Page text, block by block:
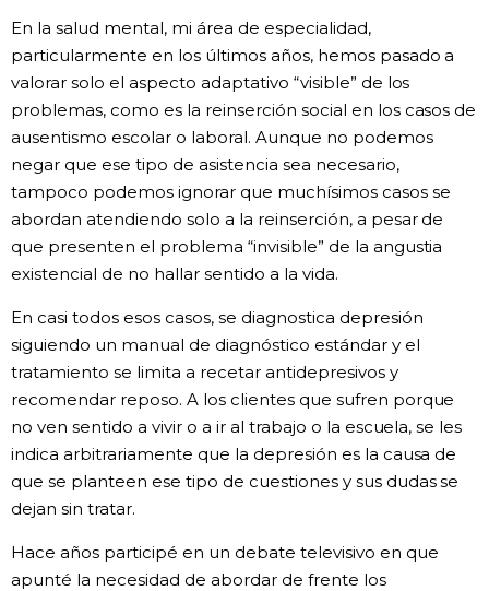
En la salud mental, mi área de especialidad,
particularmente en los últimos años, hemos pasado a
valorar solo el aspecto adaptativo “visible” de los
problemas, como es la reinserción social en los casos de
ausentismo escolar o laboral. Aunque no podemos
negar que ese tipo de asistencia sea necesario,
tampoco podemos ignorar que muchísimos casos se
abordan atendiendo solo a la reinserción, a pesar de
que presenten el problema “invisible” de la angustia
existencial de no hallar sentido a la vida.
En casi todos esos casos, se diagnostica depresión
siguiendo un manual de diagnóstico estándar y el
tratamiento se limita a recetar antidepresivos y
recomendar reposo. A los clientes que sufren porque
no ven sentido a vivir o a ir al trabajo o la escuela, se les
indica arbitrariamente que la depresión es la causa de
que se planteen ese tipo de cuestiones y sus dudas se
dejan sin tratar.
Hace años participé en un debate televisivo en que
apunté la necesidad de abordar de frente los